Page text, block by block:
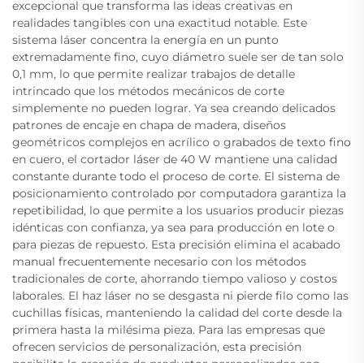
excepcional que transforma las ideas creativas en
realidades tangibles con una exactitud notable. Este
sistema láser concentra la energía en un punto
extremadamente fino, cuyo diámetro suele ser de tan solo
0,1 mm, lo que permite realizar trabajos de detalle
intrincado que los métodos mecánicos de corte
simplemente no pueden lograr. Ya sea creando delicados
patrones de encaje en chapa de madera, diseños
geométricos complejos en acrílico o grabados de texto fino
en cuero, el cortador láser de 40 W mantiene una calidad
constante durante todo el proceso de corte. El sistema de
posicionamiento controlado por computadora garantiza la
repetibilidad, lo que permite a los usuarios producir piezas
idénticas con confianza, ya sea para producción en lote o
para piezas de repuesto. Esta precisión elimina el acabado
manual frecuentemente necesario con los métodos
tradicionales de corte, ahorrando tiempo valioso y costos
laborales. El haz láser no se desgasta ni pierde filo como las
cuchillas físicas, manteniendo la calidad del corte desde la
primera hasta la milésima pieza. Para las empresas que
ofrecen servicios de personalización, esta precisión